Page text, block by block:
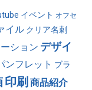
イベント オフセ
イル クリア名刺
ション デザイ
ンフレット ブラ
印刷 商品紹介